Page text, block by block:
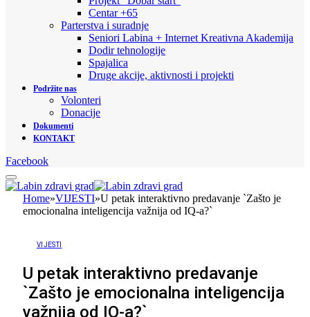
Centar +65
Parterstva i suradnje
Seniori Labina + Internet Kreativna Akademija
Dodir tehnologije
Spajalica
Druge akcije, aktivnosti i projekti
Podržite nas
Volonteri
Donacije
Dokumenti
KONTAKT
Facebook
Home»VIJESTI»U petak interaktivno predavanje `Zašto je
emocionalna inteligencija važnija od IQ-a?`
VIJESTI
U petak interaktivno predavanje
`Zašto je emocionalna inteligencija
važnija od IQ-a?`